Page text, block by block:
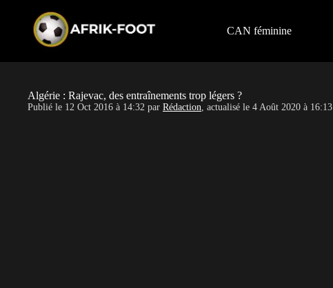
CAN féminine
Algérie : Rajevac, des entraînements trop légers ?
Publié le 12 Oct 2016 à 14:32 par Rédaction, actualisé le 4 Août 2020 à 16:13